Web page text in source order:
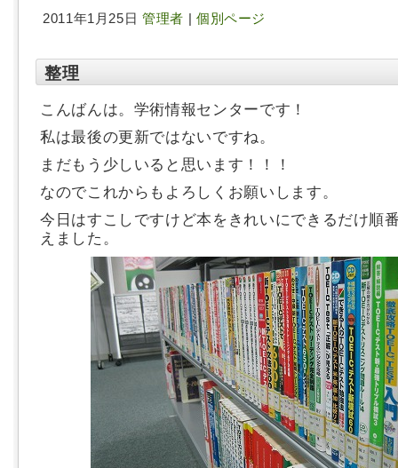
2011年1月25日管理者 個別ページ
整理
こんばんは。学術情報センターです！
私は最後の更新ではないですね。
まだもう少しいると思います！！！
なのでこれからもよろしくお願いします。
今日はすこしですけど本をきれいにできるだけ順
えました。